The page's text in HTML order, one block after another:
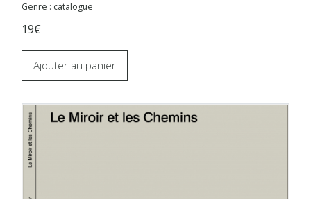
Genre : catalogue
19€
Ajouter au panier